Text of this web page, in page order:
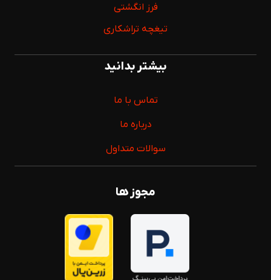
فرز انگشتی
تیغچه تراشکاری
بیشتر بدانید
تماس با ما
درباره ما
سوالات متداول
مجوز ها